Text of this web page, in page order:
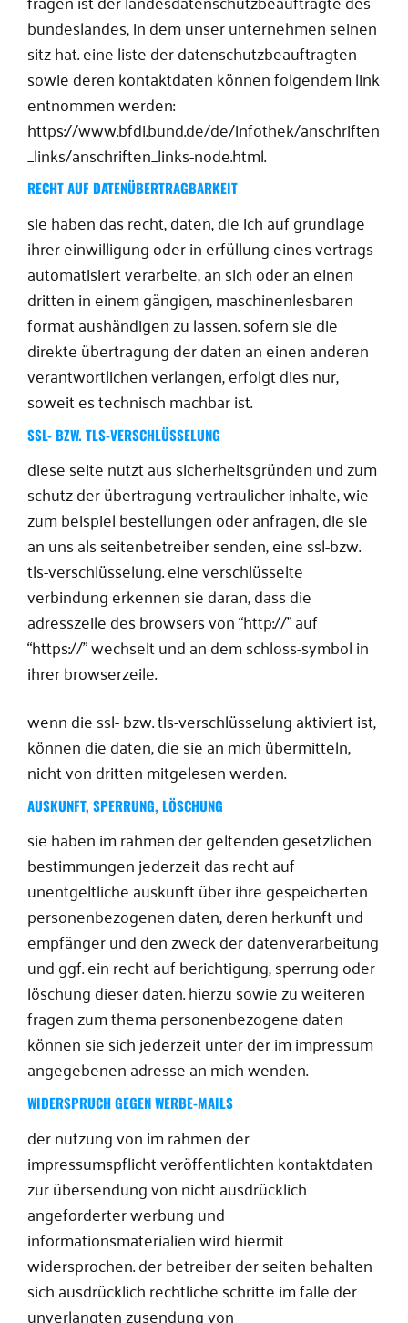
bundeslandes, in dem unser unternehmen seinen
sitz hat. eine liste der datenschutzbeauftragten
sowie deren kontaktdaten können folgendem link
entnommen werden:
https://www.bfdi.bund.de/de/infothek/anschriften
_links/anschriften_links-node.html.
RECHT AUF DATENÜBERTRAGBARKEIT
sie haben das recht, daten, die ich auf grundlage
ihrer einwilligung oder in erfüllung eines vertrags
automatisiert verarbeite, an sich oder an einen
dritten in einem gängigen, maschinenlesbaren
format aushändigen zu lassen. sofern sie die
direkte übertragung der daten an einen anderen
verantwortlichen verlangen, erfolgt dies nur,
soweit es technisch machbar ist.
SSL- BZW. TLS-VERSCHLÜSSELUNG
diese seite nutzt aus sicherheitsgründen und zum
schutz der übertragung vertraulicher inhalte, wie
zum beispiel bestellungen oder anfragen, die sie
an uns als seitenbetreiber senden, eine ssl-bzw.
tls-verschlüsselung. eine verschlüsselte
verbindung erkennen sie daran, dass die
adresszeile des browsers von “http://” auf
“https://” wechselt und an dem schloss-symbol in
ihrer browserzeile.
wenn die ssl- bzw. tls-verschlüsselung aktiviert ist,
können die daten, die sie an mich übermitteln,
nicht von dritten mitgelesen werden.
AUSKUNFT, SPERRUNG, LÖSCHUNG
sie haben im rahmen der geltenden gesetzlichen
bestimmungen jederzeit das recht auf
unentgeltliche auskunft über ihre gespeicherten
personenbezogenen daten, deren herkunft und
empfänger und den zweck der datenverarbeitung
und ggf. ein recht auf berichtigung, sperrung oder
löschung dieser daten. hierzu sowie zu weiteren
fragen zum thema personenbezogene daten
können sie sich jederzeit unter der im impressum
angegebenen adresse an mich wenden.
WIDERSPRUCH GEGEN WERBE-MAILS
der nutzung von im rahmen der
impressumspflicht veröffentlichten kontaktdaten
zur übersendung von nicht ausdrücklich
angeforderter werbung und
informationsmaterialien wird hiermit
widersprochen. der betreiber der seiten behalten
sich ausdrücklich rechtliche schritte im falle der
unverlangten zusendung von